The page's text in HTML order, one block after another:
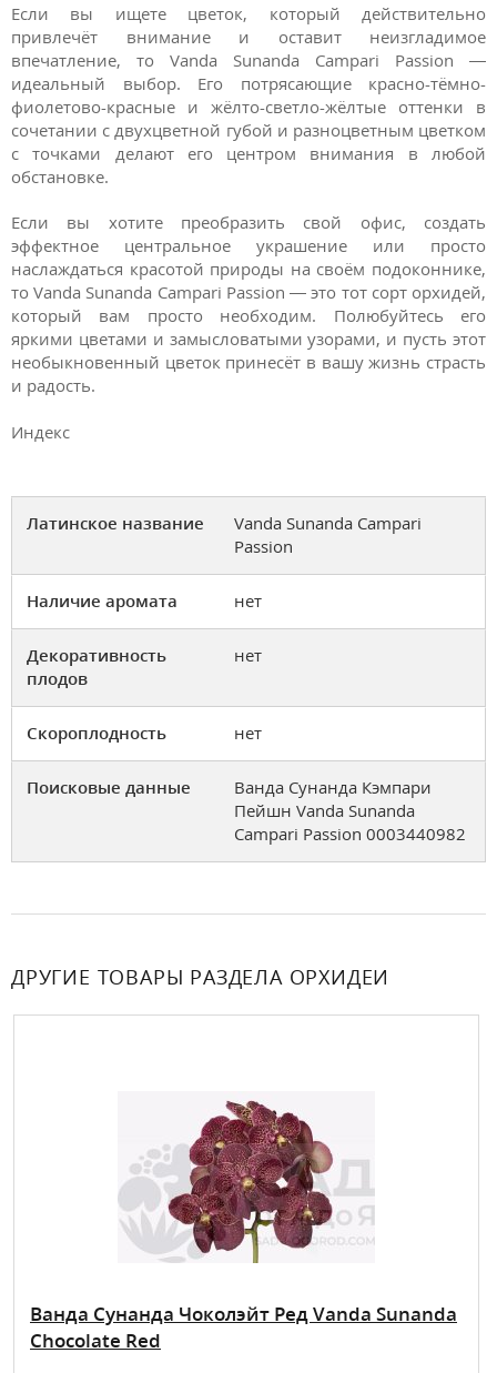
Если вы ищете цветок, который действительно
привлечёт внимание и оставит неизгладимое
впечатление, то Vanda Sunanda Campari Passion —
идеальный выбор. Его потрясающие красно-тёмно-
фиолетово-красные и жёлто-светло-жёлтые оттенки в
сочетании с двухцветной губой и разноцветным цветком
с точками делают его центром внимания в любой
обстановке.
Если вы хотите преобразить свой офис, создать
эффектное центральное украшение или просто
наслаждаться красотой природы на своём подоконнике,
то Vanda Sunanda Campari Passion — это тот сорт орхидей,
который вам просто необходим. Полюбуйтесь его
яркими цветами и замысловатыми узорами, и пусть этот
необыкновенный цветок принесёт в вашу жизнь страсть
и радость.
Индекс
Латинское название
Vanda Sunanda Campari
Passion
Наличие аромата нет
Декоративность
плодов
нет
Скороплодность нет
Поисковые данные
Ванда Сунанда Кэмпари
Пейшн Vanda Sunanda
Campari Passion 0003440982
ДРУГИЕ ТОВАРЫ РАЗДЕЛА ОРХИДЕИ
Ванда Сунанда Чоколэйт Ред Vanda Sunanda
Chocolate Red